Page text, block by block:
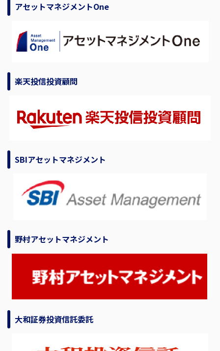
アセットマネジメントOne
楽天投信投資顧問
SBIアセットマネジメント
野村アセットマネジメント
大和証券投資信託委託